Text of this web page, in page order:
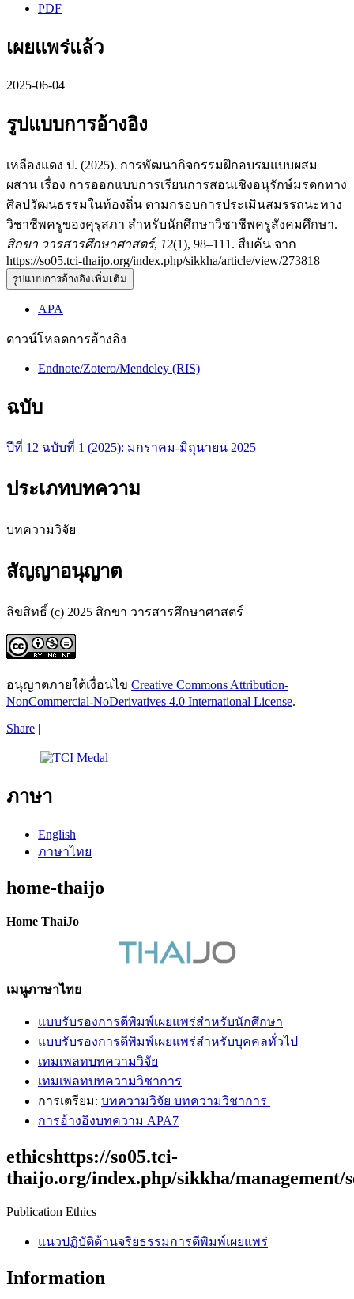
PDF
เผยแพร่แล้ว
2025-06-04
รูปแบบการอ้างอิง
เหลืองแดง ป. (2025). การพัฒนากิจกรรมฝึกอบรมแบบผสม
ผสาน เรื่อง การออกแบบการเรียนการสอนเชิงอนุรักษ์มรดกทาง
ศิลปวัฒนธรรมในท้องถิ่น ตามกรอบการประเมินสมรรถนะทาง
วิชาชีพครูของคุรุสภา สำหรับนักศึกษาวิชาชีพครูสังคมศึกษา.
สิกขา วารสารศึกษาศาสตร์, 12(1), 98–111. สืบค้น จาก
https://so05.tci-thaijo.org/index.php/sikkha/article/view/273818
รูปแบบการอ้างอิงเพิ่มเติม
APA
ดาวน์โหลดการอ้างอิง
Endnote/Zotero/Mendeley (RIS)
ฉบับ
ปีที่ 12 ฉบับที่ 1 (2025): มกราคม-มิถุนายน 2025
ประเภทบทความ
บทความวิจัย
สัญญาอนุญาต
ลิขสิทธิ์ (c) 2025 สิกขา วารสารศึกษาศาสตร์
อนุญาตภายใต้เงื่อนไข Creative Commons Attribution-
NonCommercial-NoDerivatives 4.0 International License.
Share |
ภาษา
English
ภาษาไทย
home-thaijo
Home ThaiJo
เมนูภาษาไทย
แบบรับรองการตีพิมพ์เผยแพร่สำหรับนักศึกษา
แบบรับรองการตีพิมพ์เผยแพร่สำหรับบุคคลทั่วไป
เทมเพลทบทความวิจัย
เทมเพลทบทความวิชาการ
การเตรียม: บทความวิจัย บทความวิชาการ
การอ้างอิงบทความ APA7
ethicshttps://so05.tci-
thaijo.org/index.php/sikkha/management/
Publication Ethics
แนวปฏิบัติด้านจริยธรรมการตีพิมพ์เผยแพร่
Information